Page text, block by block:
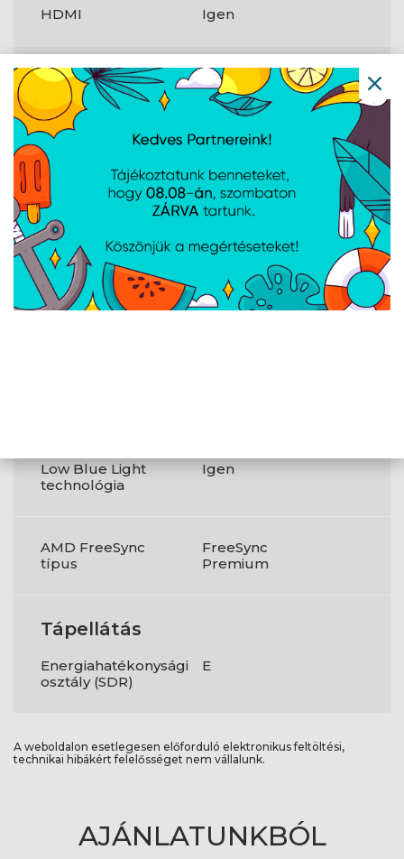
HDMI Igen
C típusú USB
letöltési
(downstream)
csatlakozók
száma
Termék színe Fekete
Magasságigazítás
Low Blue Light
technológia
Igen
AMD FreeSync
típus
FreeSync
Premium
Tápellátás
Energiahatékonysági
osztály (SDR)
E
A weboldalon esetlegesen előforduló elektronikus feltöltési,
technikai hibákért felelősséget nem vállalunk.
AJÁNLATUNKBÓL